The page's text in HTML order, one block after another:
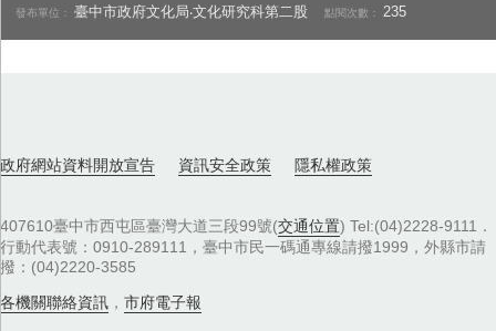
發布單位：臺中市政府文化局‧文化研究科第二股 點閱次數：235
政府網站資料開放宣告 資訊安全政策 隱私權政策
407610臺中市西屯區臺灣大道三段99號(交通位置) Tel:(04)2228-9111．
行動代表號：0910-289111，臺中市民一碼通專線請撥1999，外縣市請
撥：(04)2220-3585
各機關聯絡資訊 ， 市府電子報